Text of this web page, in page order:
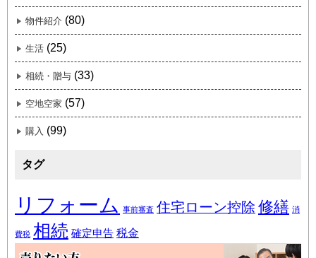
物件紹介 (80)
生活 (25)
相続・贈与 (33)
空地空家 (57)
購入 (99)
タグ
リフォーム 事前審査 住宅ローン控除 修繕 消
費税 相続 確定申告 税金